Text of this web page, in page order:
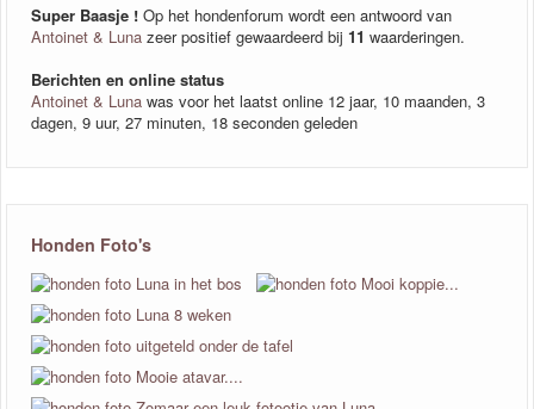
Super Baasje ! Op het hondenforum wordt een antwoord van
Antoinet & Luna zeer positief gewaardeerd bij 11 waarderingen.
Berichten en online status
Antoinet & Luna was voor het laatst online 12 jaar, 10 maanden, 3
dagen, 9 uur, 27 minuten, 18 seconden geleden
Honden Foto's